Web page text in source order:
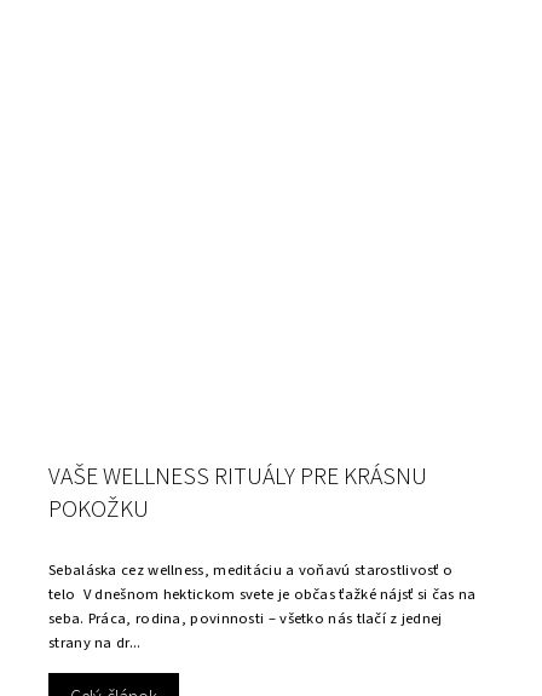
VAŠE WELLNESS RITUÁLY PRE KRÁSNU
POKOŽKU
Sebaláska cez wellness, meditáciu a voňavú starostlivosť o
telo V dnešnom hektickom svete je občas ťažké nájsť si čas na
seba. Práca, rodina, povinnosti – všetko nás tlačí z jednej
strany na dr...